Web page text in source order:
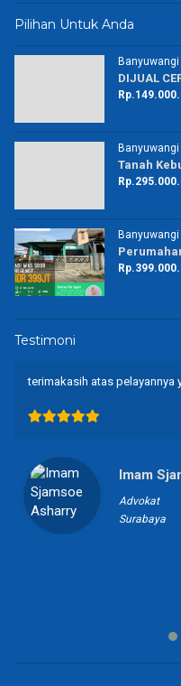
Pilihan Untuk Anda
Banyuwangi
DIJUAL
Banyuwangi
Tanah
Banyuwangi
Testimoni
terimakasih atas pelayannya
Imam
Advokat
Surabaya